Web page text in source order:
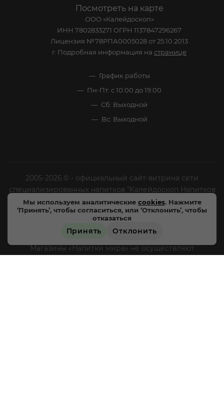
Мы используем аналитические cookies. Нажмите
‘Принять’, чтобы согласиться, или ‘Отклонить’, чтобы
отказаться
Принять Отклонить
Посмотреть на карте
ООО «Калейдоскоп»
ИНН 7802833271 ОГРН 1137847296267
Лицензия №78РПА0005028 от 25.10.2013
г. Подробная информация на странице
График работы
Пн-Пт: с 10:00 до 19:00
Сб: Выходной
Вс: Выходной
2005-2026 © - официальный сайт-витрина сети
специализированных напитков "Калейдоскоп Напитков
Мира". Все права защищены.
магазинах могут отличаться от указанных на сайте.
Магазины «Напитки мира» не осуществляют